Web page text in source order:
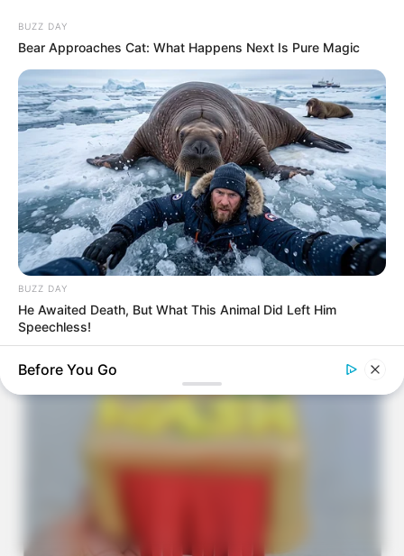
Pinchsioncreations
BUZZ DAY
Bear Approaches Cat: What Happens Next Is Pure Magic
BUZZ DAY
He Awaited Death, But What This Animal Did Left Him
Speechless!
Before You Go